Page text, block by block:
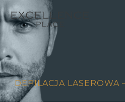
DEPILACJA LASEROWA